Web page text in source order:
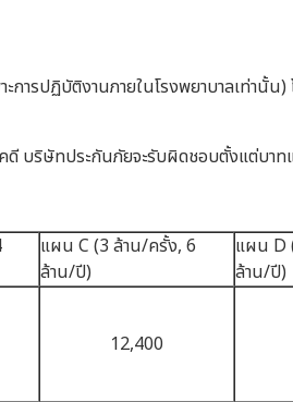
รปฏิบัติงานภายในโรงพยาบาลเท่านั้
ดี บริษัทประกันภัยจะรับผิดชอบตั้งแต่บาท
แผน C (3 ล้าน/ครั้ง, 6
ล้าน/ปี)
แผน D
ล้าน/ปี)
12,400